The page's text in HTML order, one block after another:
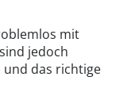
mit
jedoch
und das richtige